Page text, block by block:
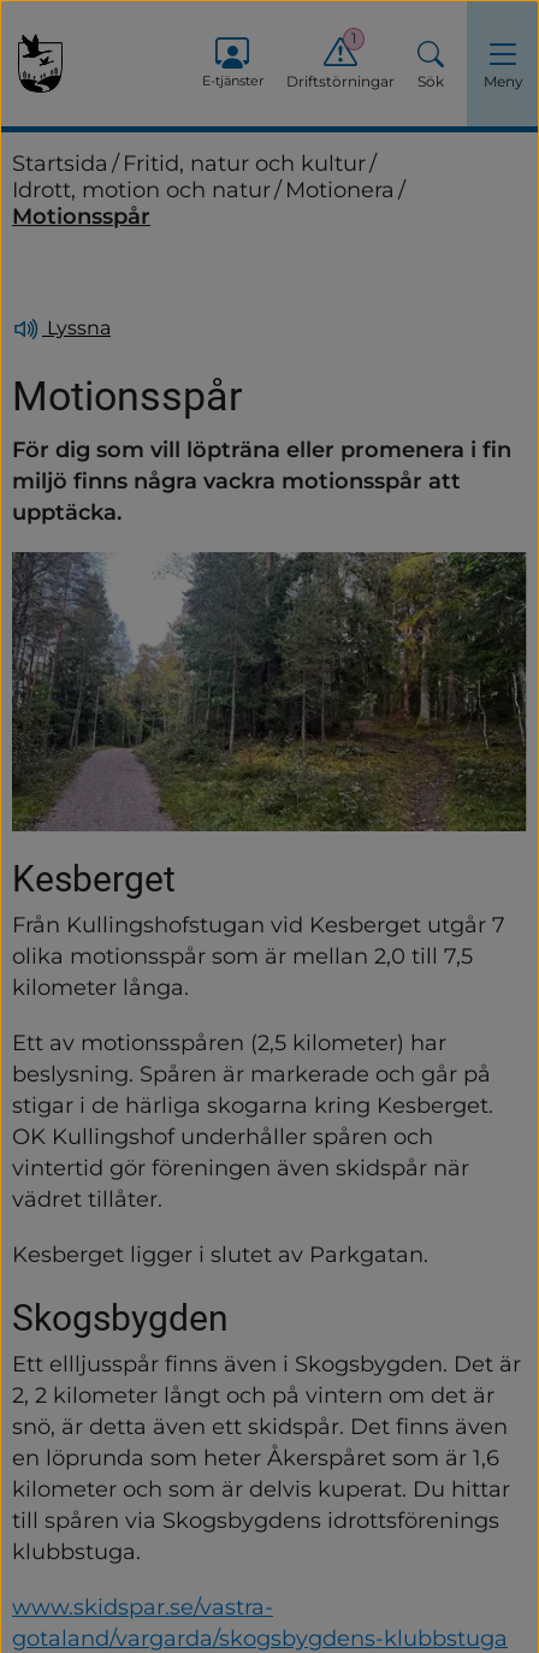
E-tjänster Driftstörningar
1
Sök Meny
Startsida / Fritid, natur och kultur/
Idrott, motion och natur/ Motionera /
Motionsspår
Lyssna
Motionsspår
För dig som vill löpträna eller promenera i fin
miljö finns några vackra motionsspår att
upptäcka.
Kesberget
Från Kullingshofstugan vid Kesberget utgår 7
olika motionsspår som är mellan 2,0 till 7,5
kilometer långa.
Ett av motionsspåren (2,5 kilometer) har
beslysning. Spåren är markerade och går på
stigar i de härliga skogarna kring Kesberget.
OK Kullingshof underhåller spåren och
vintertid gör föreningen även skidspår när
vädret tillåter.
Kesberget ligger i slutet av Parkgatan.
Skogsbygden
Ett ellljusspår finns även i Skogsbygden. Det är
2, 2 kilometer långt och på vintern om det är
snö, är detta även ett skidspår. Det finns även
en löprunda som heter Åkerspåret som är 1,6
kilometer och som är delvis kuperat. Du hittar
till spåren via Skogsbygdens idrottsförenings
klubbstuga.
www.skidspar.se/vastra-
gotaland/vargarda/skogsbygdens-klubbstuga